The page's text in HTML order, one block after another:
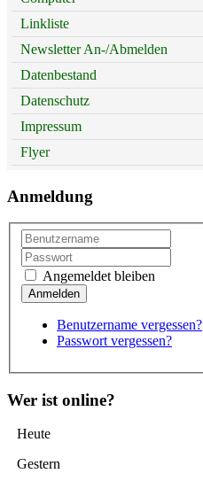
Linkliste
Newsletter An-/Abmelden
Datenbestand
Datenschutz
Impressum
Flyer
Anmeldung
Angemeldet bleiben
Benutzername vergessen?
Passwort vergessen?
Wer ist online?
Heute
Gestern